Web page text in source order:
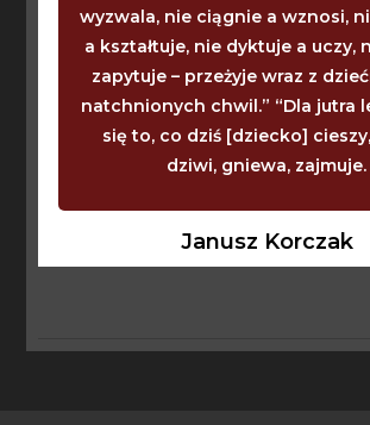
wyzwala, nie ciągnie a wznosi,
a kształtuje, nie dyktuje a uczy,
zapytuje – przeżyje wraz z
natchnionych chwil.” “Dla jutra
się to, co dziś [dziecko]
dziwi, gniewa, zajmuje.
Janusz Korczak